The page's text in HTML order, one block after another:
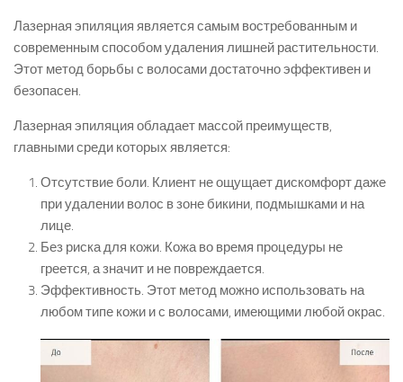
Лазерная эпиляция является самым востребованным и
современным способом удаления лишней растительности.
Этот метод борьбы с волосами достаточно эффективен и
безопасен.
Лазерная эпиляция обладает массой преимуществ,
главными среди которых является:
Отсутствие боли. Клиент не ощущает дискомфорт даже
при удалении волос в зоне бикини, подмышками и на
лице.
Без риска для кожи. Кожа во время процедуры не
греется, а значит и не повреждается.
Эффективность. Этот метод можно использовать на
любом типе кожи и с волосами, имеющими любой окрас.